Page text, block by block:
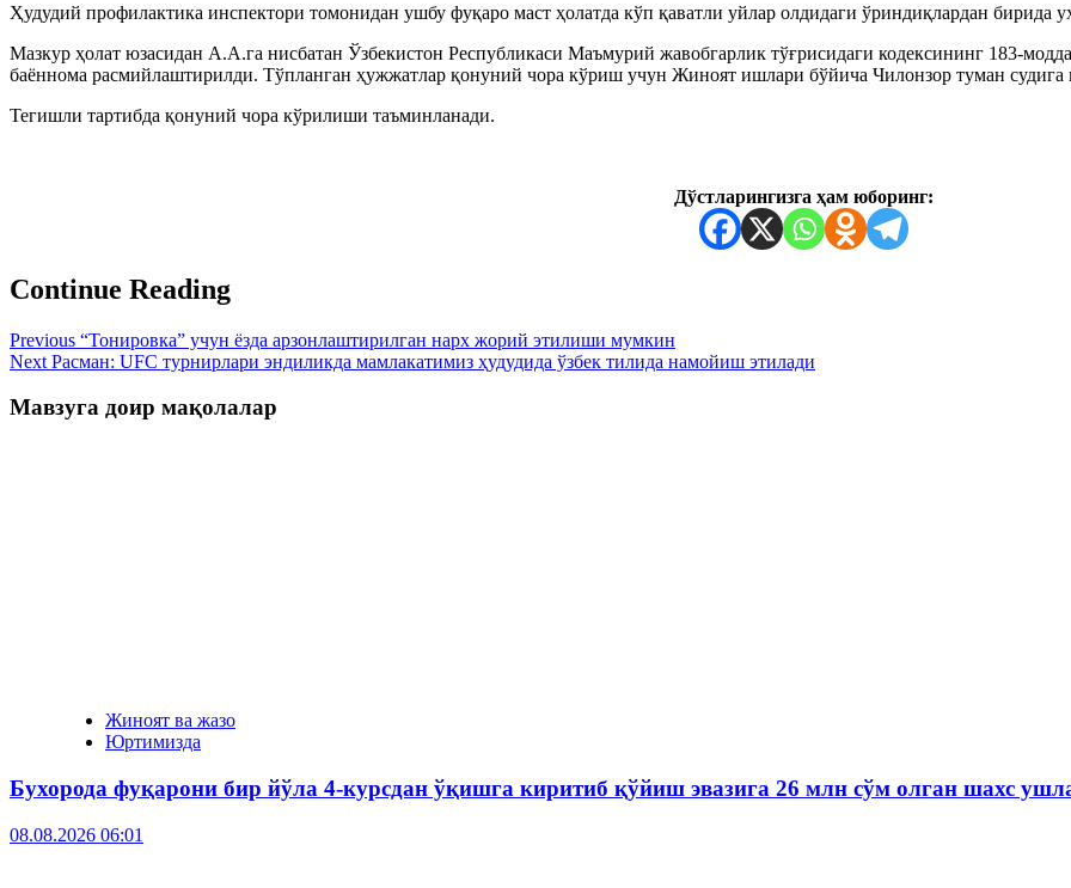
Ҳудудий профилактика инспектори томонидан ушбу фуқаро маст ҳолатда кўп қаватли уйлар олдидаги ўриндиқлардан бирида
Мазкур ҳолат юзасидан А.А.га нисбатан Ўзбекистон Республикаси Маъмурий жавобгарлик тўғрисидаги кодексининг 183-
баённома расмийлаштирилди. Тўпланган ҳужжатлар қонуний чора кўриш учун Жиноят ишлари бўйича Чилонзор туман судига
Тегишли тартибда қонуний чора кўрилиши таъминланади.
Дўстларингизга ҳам юборинг:
Continue Reading
Previous “Тонировка” учун ёзда арзонлаштирилган нарх жорий этилиши мумкин
Next Расман: UFC турнирлари эндиликда мамлакатимиз ҳудудида ўзбек тилида намойиш этилади
Мавзуга доир мақолалар
Жиноят ва жазо
Юртимизда
Бухорода фуқарони бир йўла 4-курсдан ўқишга киритиб қўйиш эвазига 26 млн сўм олган шахс
08.08.2026 06:01